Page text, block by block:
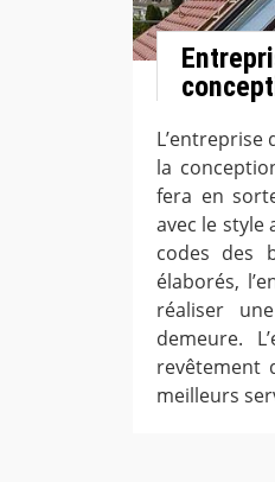
la
fera en
avec le
codes des
élaborés,
réaliser
demeure.
revêtement
meilleurs